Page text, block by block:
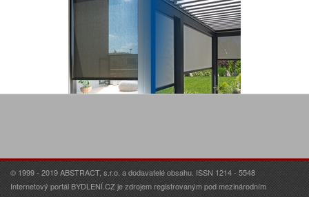
© 1999 - 2019 ABSTRACT, s.r.o. a dodavatelé obsahu. ISSN 1214 - 5548
Internetový portál BYDLENÍ.CZ je zdrojem registrovaným pod mezinárodním